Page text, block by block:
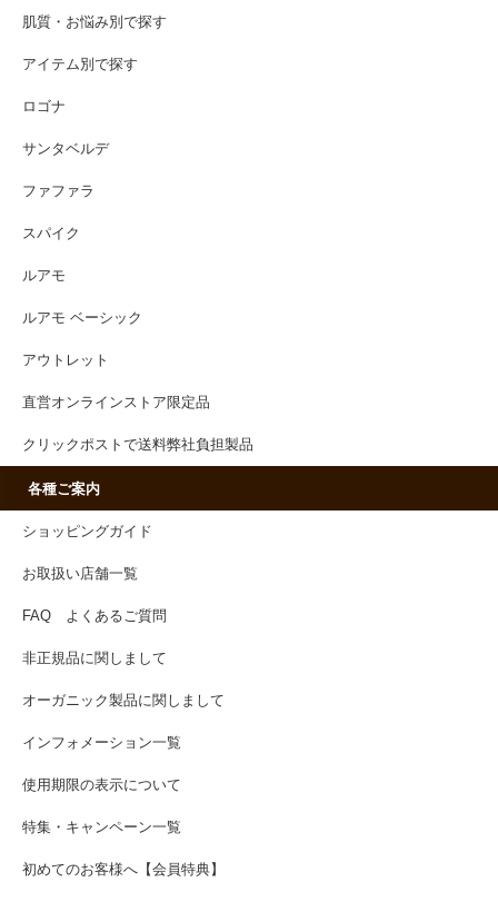
肌質・お悩み別で探す
アイテム別で探す
ロゴナ
サンタベルデ
ファファラ
スパイク
ルアモ
ルアモ ベーシック
アウトレット
直営オンラインストア限定品
クリックポストで送料弊社負担製品
各種ご案内
ショッピングガイド
お取扱い店舗一覧
FAQ よくあるご質問
非正規品に関しまして
オーガニック製品に関しまして
インフォメーション一覧
使用期限の表示について
特集・キャンペーン一覧
初めてのお客様へ【会員特典】